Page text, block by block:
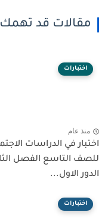
مقالات قد تهمك
اختبارات
منذ عام
اختبار في الدراسات
للصف التاسع الفصل
الدور الاول...
اختبارات